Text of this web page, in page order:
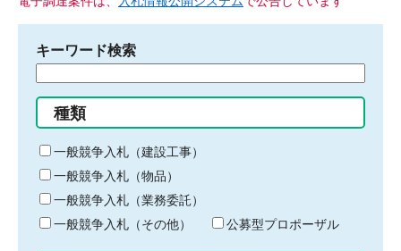
キーワード検索
る
キ
ー
ワ
ー
ド
種類
一般競争入札（建設工事）
一般競争入札（物品）
一般競争入札（業務委託）
一般競争入札（その他）
公募型プロポーザル